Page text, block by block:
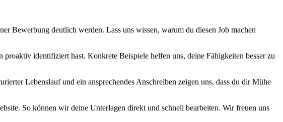
Bewerbung deutlich werden. Lass uns wissen, warum du diesen Job machen
identifiziert hast. Konkrete Beispiele helfen uns, deine Fähigkeiten besser zu
Lebenslauf und ein ansprechendes Anschreiben zeigen uns, dass du dir Mühe
So können wir deine Unterlagen direkt und schnell bearbeiten. Wir freuen uns